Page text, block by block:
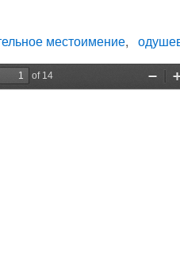
местоимение